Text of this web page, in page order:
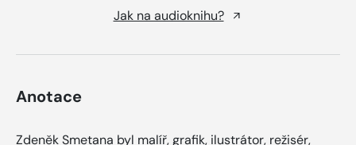
Jak na audioknihu?
Anotace
Zdeněk Smetana byl malíř, grafik, ilustrátor, režisér,